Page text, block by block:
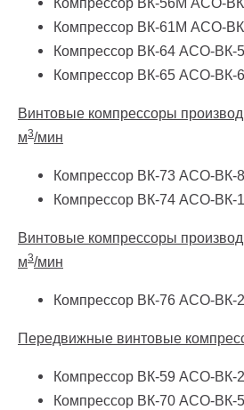
Компрессор ВК-56М АСО-
Компрессор ВК-61М АСО-
Компрессор ВК-64 АСО-ВК-
Компрессор ВК-65 АСО-ВК-
Винтовые компрессоры
м3/мин
Компрессор ВК-73 АСО-ВК-
Компрессор ВК-74 АСО-ВК-
Винтовые компрессоры
м3/мин
Компрессор ВК-76 АСО-ВК-
Передвижные винтовые
Компрессор ВК-59 АСО-ВК-
Компрессор ВК-70 АСО-ВК-